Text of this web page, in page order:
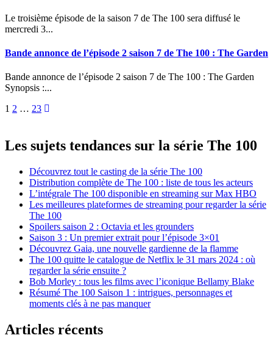
Le troisième épisode de la saison 7 de The 100 sera diffusé le
mercredi 3...
Bande annonce de l’épisode 2 saison 7 de The 100 : The Garden
Bande annonce de l’épisode 2 saison 7 de The 100 : The Garden
Synopsis :...
Pagination
publications
1 2 … 23
Les sujets tendances sur la série The 100
Découvrez tout le casting de la série The 100
Distribution complète de The 100 : liste de tous les acteurs
L’intégrale The 100 disponible en streaming sur Max HBO
Les meilleures plateformes de streaming pour regarder la série
The 100
Spoilers saison 2 : Octavia et les grounders
Saison 3 : Un premier extrait pour l’épisode 3×01
Découvrez Gaia, une nouvelle gardienne de la flamme
The 100 quitte le catalogue de Netflix le 31 mars 2024 : où
regarder la série ensuite ?
Bob Morley : tous les films avec l’iconique Bellamy Blake
Résumé The 100 Saison 1 : intrigues, personnages et
moments clés à ne pas manquer
Articles récents